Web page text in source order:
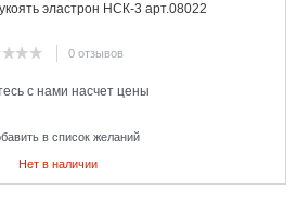
эластрон НСК-3 арт.08022
0 отзывов
с нами насчет цены
в список желаний
Нет в наличии